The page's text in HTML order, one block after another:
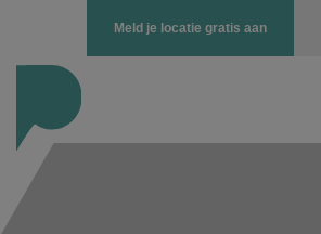
Meld je locatie gratis aan